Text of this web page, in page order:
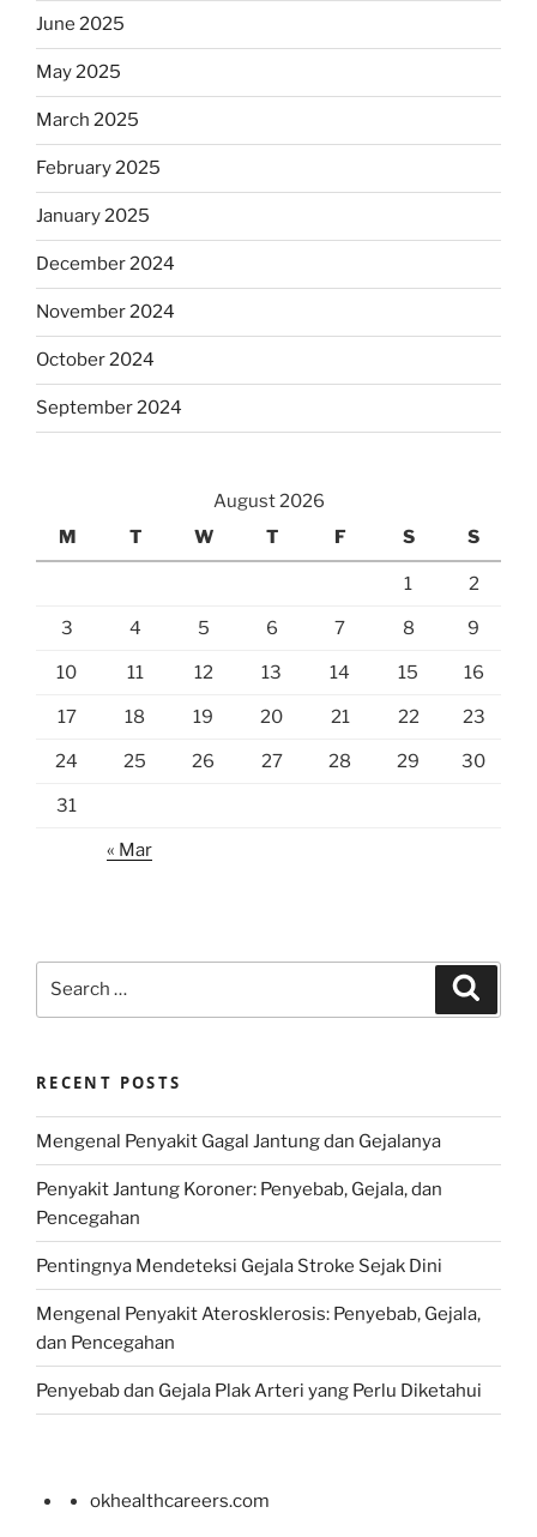
June 2025
May 2025
March 2025
February 2025
January 2025
December 2024
November 2024
October 2024
September 2024
August 2026
M
T W T F S S
1 2
3 4 5 6 7 8 9
10 11 12 13 14 15 16
17 18 19 20 21 22 23
24 25 26 27 28 29 30
31
« Mar
RECENT POSTS
Mengenal Penyakit Gagal Jantung dan Gejalanya
Penyakit Jantung Koroner: Penyebab, Gejala, dan
Pencegahan
Pentingnya Mendeteksi Gejala Stroke Sejak Dini
Mengenal Penyakit Aterosklerosis: Penyebab, Gejala,
dan Pencegahan
Penyebab dan Gejala Plak Arteri yang Perlu Diketahui
okhealthcareers.com